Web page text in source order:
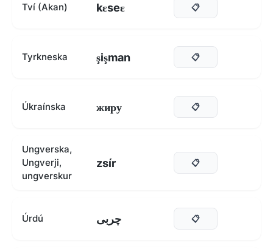
Tví (Akan) kɛseɛ 📋
Tyrkneska şişman 📋
Úkraínska жиру 📋
Ungverska,
Ungverji,
ungverskur
zsír 📋
Úrdú چربی 📋